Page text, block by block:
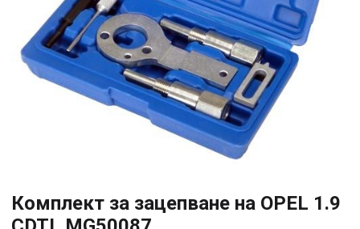
Комплект за зацепване на OPEL 1.9